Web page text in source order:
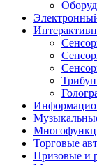
Торговые
Призовые и